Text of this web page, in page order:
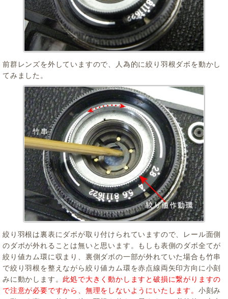
前群レンズを外していますので、人為的に絞り羽根ダボを動かし
てみました。
絞り羽根は裏表にダボが取り付けられていますので、レール面側
のダボが外れることは無いと思います。もしも表側のダボ全てが
絞り値カム環に収まり、裏側ダボの一部が外れていた場合も竹串
で絞り羽根を整えながら絞り値カム環を赤点線両矢印方向に小刻
みに動かします。 此処で大きく動かしますと破損に繋がりますの
で注意が必要ですから、無理をしないようにいたします。 小刻み